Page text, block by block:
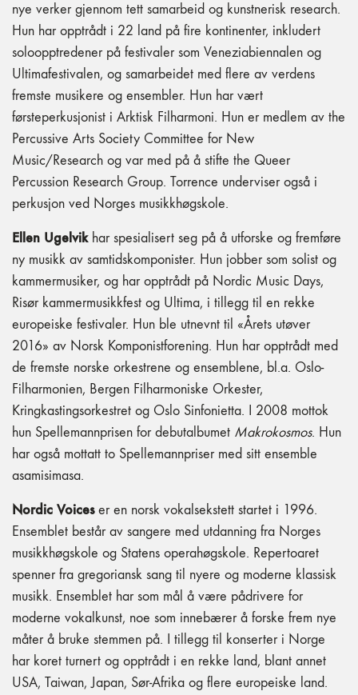
nye verker gjennom tett samarbeid og kunstnerisk research.
Hun har opptrådt i 22 land på fire kontinenter, inkludert
soloopptredener på festivaler som Veneziabiennalen og
Ultimafestivalen, og samarbeidet med flere av verdens
fremste musikere og ensembler. Hun har vært
førsteperkusjonist i Arktisk Filharmoni. Hun er medlem av the
Percussive Arts Society Committee for New
Music/Research og var med på å stifte the Queer
Percussion Research Group. Torrence underviser også i
perkusjon ved Norges musikkhøgskole.
Ellen Ugelvikhar spesialisert seg på å utforske og fremføre
ny musikk av samtidskomponister. Hun jobber som solist og
kammermusiker, og har opptrådt på Nordic Music Days,
Risør kammermusikkfest og Ultima, i tillegg til en rekke
europeiske festivaler. Hun ble utnevnt til «Årets utøver
2016» av Norsk Komponistforening. Hun har opptrådt med
de fremste norske orkestrene og ensemblene, bl.a. Oslo-
Filharmonien, Bergen Filharmoniske Orkester,
Kringkastingsorkestret og Oslo Sinfonietta. I 2008 mottok
hun Spellemannprisen for debutalbumet Makrokosmos. Hun
har også mottatt to Spellemannpriser med sitt ensemble
asamisimasa.
Nordic Voiceser en norsk vokalsekstett startet i 1996.
Ensemblet består av sangere med utdanning fra Norges
musikkhøgskole og Statens operahøgskole. Repertoaret
spenner fra gregoriansk sang til nyere og moderne klassisk
musikk. Ensemblet har som mål å være pådrivere for
moderne vokalkunst, noe som innebærer å forske frem nye
måter å bruke stemmen på. I tillegg til konserter i Norge
har koret turnert og opptrådt i en rekke land, blant annet
USA, Taiwan, Japan, Sør-Afrika og flere europeiske land.